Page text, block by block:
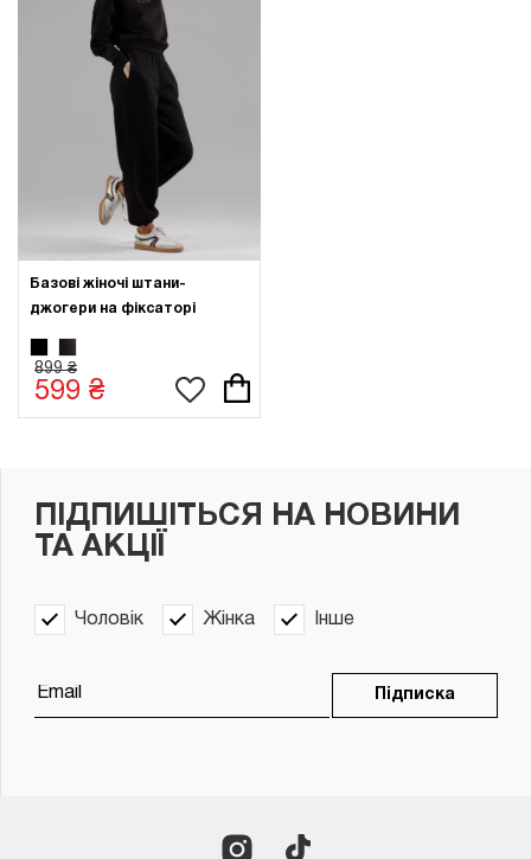
Базові жіночі штани-
джогери на фіксаторі
899 ₴
599 ₴
ПІДПИШІТЬСЯ НА НОВИНИ
ТА АКЦІЇ
Чоловік Жінка Інше
Підписка